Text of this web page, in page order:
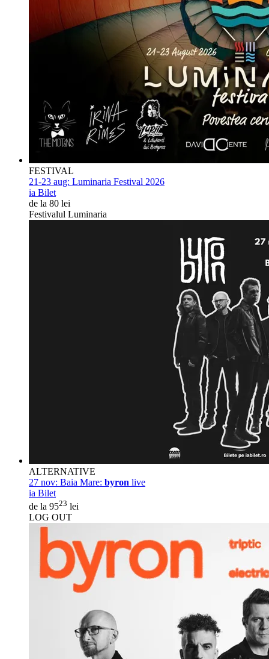
FESTIVAL
21-23 aug: Luminaria Festival 2026
ia Bilet
de la 80 lei
Festivalul Luminaria
ALTERNATIVE
27 nov: Baia Mare: byron live
ia Bilet
de la 9523 lei
LOG OUT